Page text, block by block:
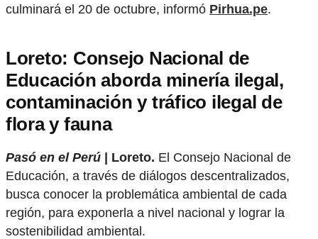
culminará el 20 de octubre, informó Pirhua.pe.
Loreto: Consejo Nacional de
Educación aborda minería ilegal,
contaminación y tráfico ilegal de
flora y fauna
Pasó en el Perú | Loreto. El Consejo Nacional de
Educación, a través de diálogos descentralizados,
busca conocer la problemática ambiental de cada
región, para exponerla a nivel nacional y lograr la
sostenibilidad ambiental.